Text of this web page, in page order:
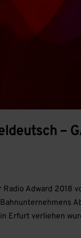
–
Adward 2018
Erfurt verliehen